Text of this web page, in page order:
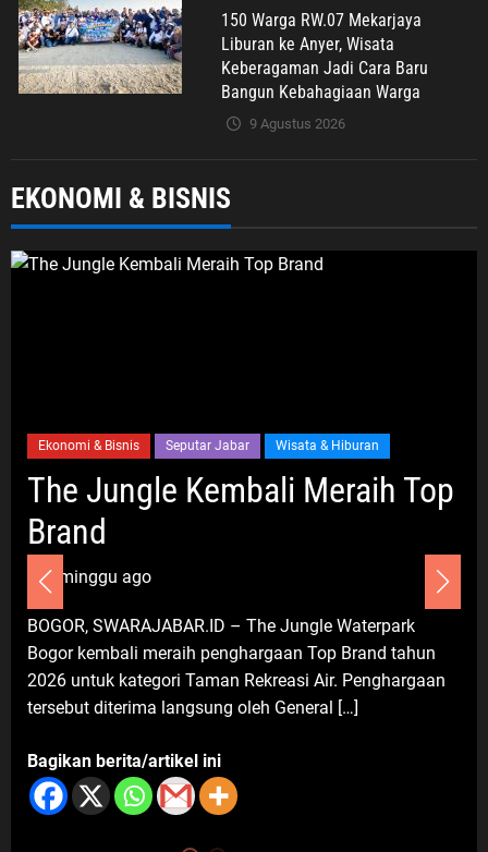
150 Warga RW.07 Mekarjaya
Liburan ke Anyer, Wisata
Keberagaman Jadi Cara Baru
Bangun Kebahagiaan Warga
9 Agustus 2026
Berita Daerah
Gegara Posting Buah Naga Berulat,
Guru Madrasah Diteror Oknum
Vendor MBG, Dua Bulan Berlalu,
Setiawan Adriell Hadirkan
Kepedulian Nyata, PSI Karawang
Salurkan Kursi Roda untuk Warga
Umum
Darsum Apresiasi MUSDA VI
Demokrat Jabar, Dorong Konsolidasi
Menuju Kebangkitan Demokrat
EKONOMI & BISNIS
Ekonomi & Bisnis Seputar Jabar Wisata & Hiburan
The Jungle Kembali Meraih Top
Brand
1 minggu ago
BOGOR, SWARAJABAR.ID – The Jungle Waterpark
Bogor kembali meraih penghargaan Top Brand tahun
2026 untuk kategori Taman Rekreasi Air. Penghargaan
tersebut diterima langsung oleh General […]
Bagikan berita/artikel ini